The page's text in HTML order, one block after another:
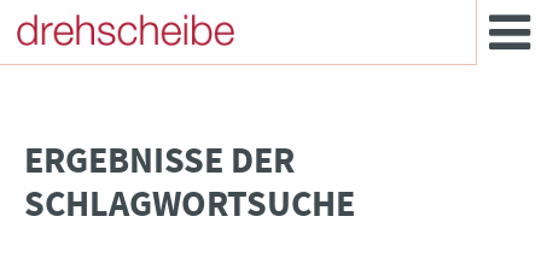
­ERGEBNISSE DER
SCHLAGWORTSUCHE